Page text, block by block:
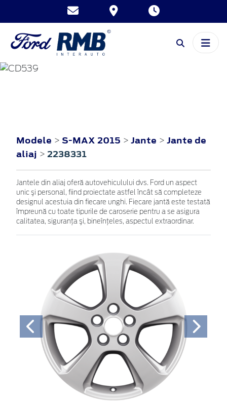
S-MAX
Modele > S-MAX 2015 > Jante > Jante de
aliaj > 2238331
Jantele din aliaj oferă autovehiculului dvs. Ford un aspect
unic şi personal, fiind proiectate astfel încât să completeze
designul acestuia din fiecare unghi. Fiecare jantă este testată
împreună cu toate tipurile de caroserie pentru a se asigura
calitatea, siguranţa şi, bineînţeles, aspectul extraordinar.